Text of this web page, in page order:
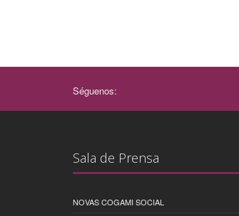
Séguenos:
Sala de Prensa
NOVAS COGAMI SOCIAL